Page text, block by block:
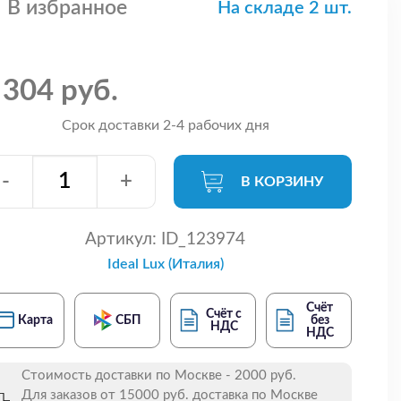
В избранное На складе 2 шт.
руб.
Срок доставки 2-4 рабочих дня
- + В КОРЗИНУ
Артикул: ID_123974
Ideal Lux (Италия)
Карта СБП
Счёт с
НДС
Счёт
без
НДС
Стоимость доставки по Москве - 2000 руб.
Для заказов от 15000 руб. доставка по Москве